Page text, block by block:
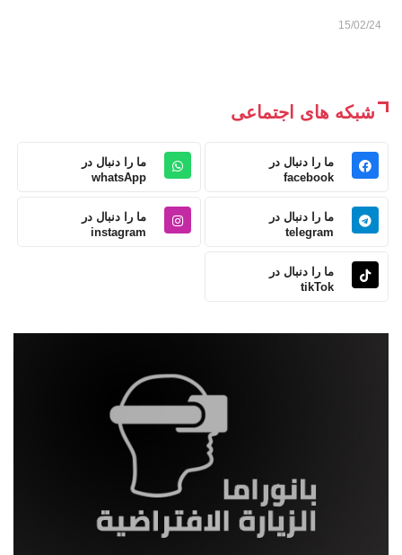
15/02/24
شبکه های اجتماعی
ما را دنبال در
facebook
ما را دنبال در
whatsApp
ما را دنبال در
telegram
ما را دنبال در
instagram
ما را دنبال در
tikTok